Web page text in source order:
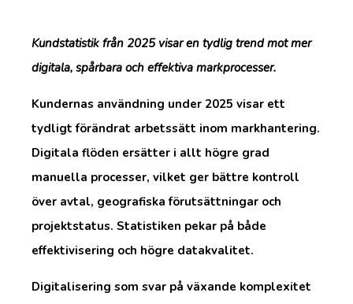
Kundstatistik från 2025 visar en tydlig trend mot mer
digitala, spårbara och effektiva markprocesser.
Kundernas användning under 2025 visar ett
tydligt förändrat arbetssätt inom markhantering.
Digitala flöden ersätter i allt högre grad
manuella processer, vilket ger bättre kontroll
över avtal, geografiska förutsättningar och
projektstatus. Statistiken pekar på både
effektivisering och högre datakvalitet.
Digitalisering som svar på växande komplexitet